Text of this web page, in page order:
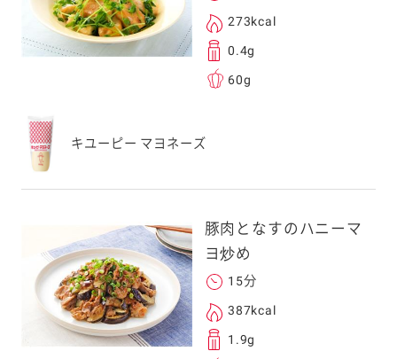
273kcal
0.4g
60g
キユーピー マヨネーズ
豚肉となすのハニーマ
ヨ炒め
15分
387kcal
1.9g